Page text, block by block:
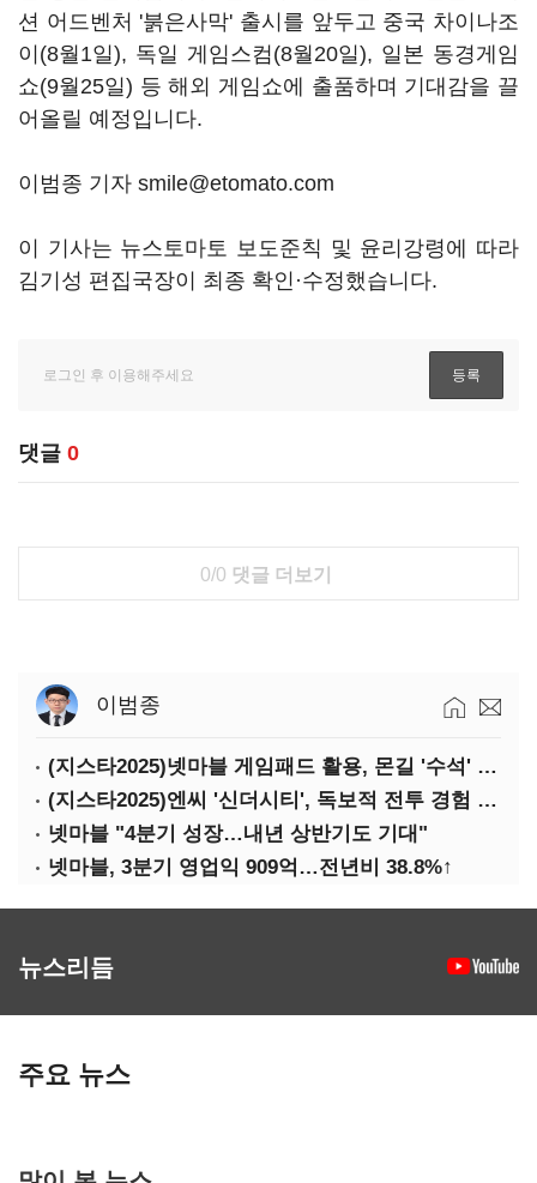
션 어드벤처 '붉은사막' 출시를 앞두고 중국 차이나조
이(8월1일), 독일 게임스컴(8월20일), 일본 동경게임
쇼(9월25일) 등 해외 게임쇼에 출품하며 기대감을 끌
어올릴 예정입니다.
이범종 기자 smile@etomato.com
이 기사는 뉴스토마토 보도준칙 및 윤리강령에 따라
김기성 편집국장이 최종 확인·수정했습니다.
댓글 0
0/0 댓글 더보기
이범종
(지스타2025)넷마블 게임패드 활용, 몬길 '수석' 7대죄 '차석'
(지스타2025)엔씨 '신더시티', 독보적 전투 경험 필요
넷마블 "4분기 성장…내년 상반기도 기대"
넷마블, 3분기 영업익 909억…전년비 38.8%↑
뉴스리듬
주요 뉴스